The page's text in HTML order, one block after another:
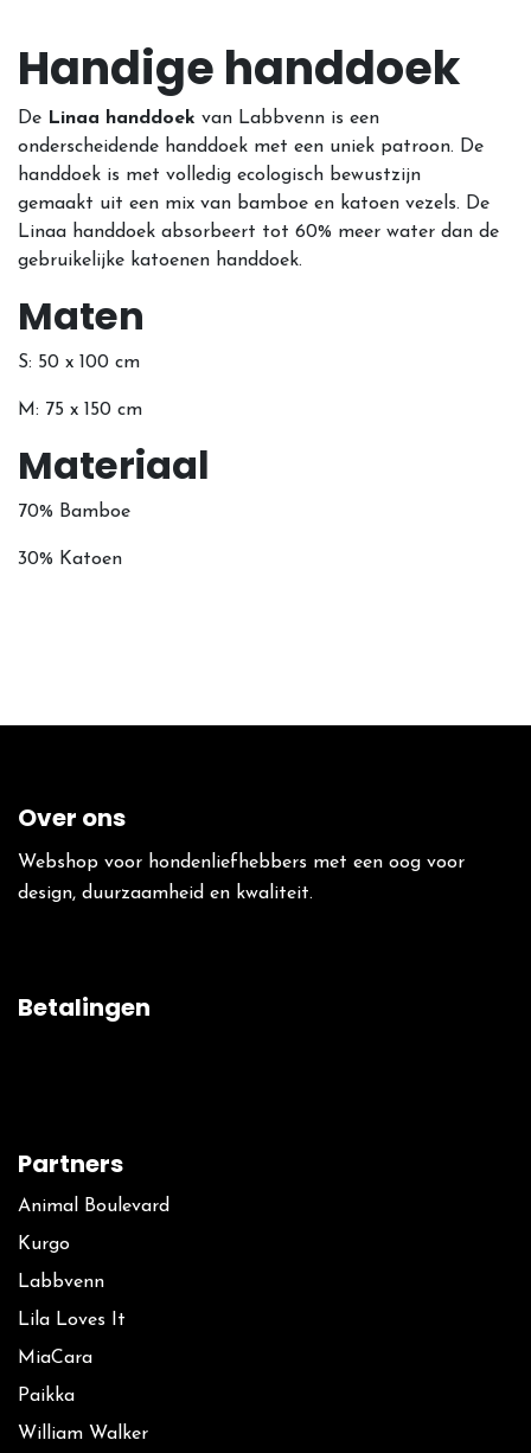
Handige handdoek
De Linaa handdoek van Labbvenn is een
onderscheidende handdoek met een uniek patroon. De
handdoek is met volledig ecologisch bewustzijn
gemaakt uit een mix van bamboe en katoen vezels. De
Linaa handdoek absorbeert tot 60% meer water dan de
gebruikelijke katoenen handdoek.
Maten
S: 50 x 100 cm
M: 75 x 150 cm
Materiaal
70% Bamboe
30% Katoen
Over ons
Webshop voor hondenliefhebbers met een oog voor
design, duurzaamheid en kwaliteit.
Betalingen
Partners
Animal Boulevard
Kurgo
La​bbvenn
Lila Loves It
MiaCara
Paikka
William Walker